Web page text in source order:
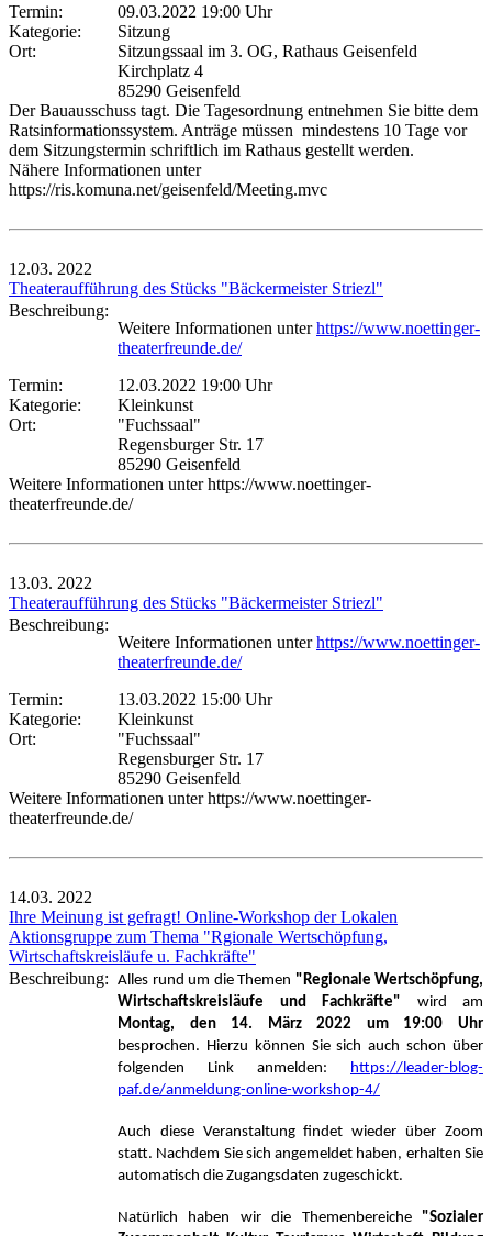
Termin:
09.03.2022 19:00 Uhr
Kategorie:
Sitzung
Ort:
Sitzungssaal im 3. OG, Rathaus Geisenfeld
Kirchplatz 4
85290 Geisenfeld
Der Bauausschuss tagt. Die Tagesordnung entnehmen Sie bitte dem
Ratsinformationssystem. Anträge müssen mindestens 10 Tage vor
dem Sitzungstermin schriftlich im Rathaus gestellt werden.
Nähere Informationen unter
https://ris.komuna.net/geisenfeld/Meeting.mvc
12.03. 2022
Theateraufführung des Stücks "Bäckermeister Striezl"
Beschreibung:
Weitere Informationen unterhttps://www.noettinger-
theaterfreunde.de/
Termin:
12.03.2022 19:00 Uhr
Kategorie:
Kleinkunst
Ort:
"Fuchssaal"
Regensburger Str. 17
85290 Geisenfeld
Weitere Informationen unter https://www.noettinger-
theaterfreunde.de/
13.03. 2022
Theateraufführung des Stücks "Bäckermeister Striezl"
Beschreibung:
Weitere Informationen unterhttps://www.noettinger-
theaterfreunde.de/
Termin:
13.03.2022 15:00 Uhr
Kategorie:
Kleinkunst
Ort:
"Fuchssaal"
Regensburger Str. 17
85290 Geisenfeld
Weitere Informationen unter https://www.noettinger-
theaterfreunde.de/
14.03. 2022
Ihre Meinung ist gefragt! Online-Workshop der Lokalen
Aktionsgruppe zum Thema "Rgionale Wertschöpfung,
Wirtschaftskreisläufe u. Fachkräfte"
Beschreibung: Alles rund um die Themen "Regionale Wertschöpfung,
Wirtschaftskreisläufe und Fachkräfte" wird am
Montag, den 14. März 2022 um 19:00 Uhr
besprochen. Hierzu können Sie sich auch schon über
folgenden Link anmelden:
https://leader-blog-
paf.de/anmeldung-online-workshop-4/
Auch diese Veranstaltung findet wieder über Zoom
statt. Nachdem Sie sich angemeldet haben, erhalten Sie
automatisch die Zugangsdaten zugeschickt.
Natürlich haben wir die Themenbereiche "Sozialer